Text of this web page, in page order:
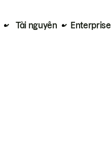
Tài nguyên Enterprise